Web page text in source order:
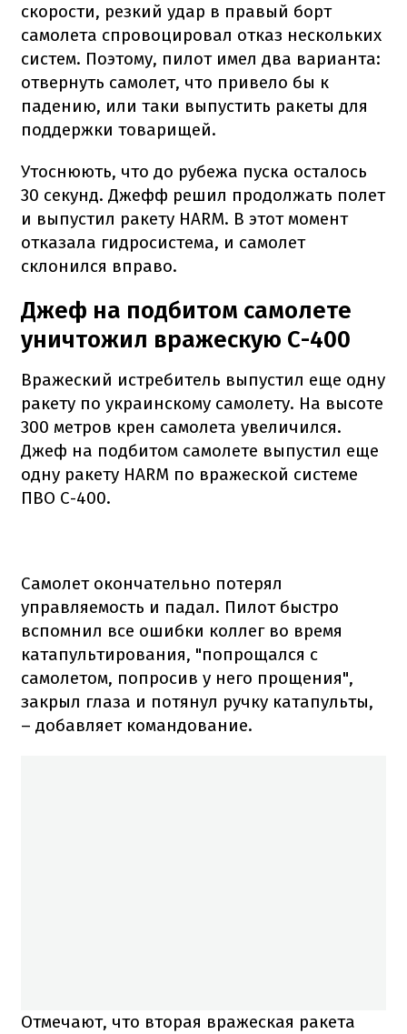
скорости, резкий удар в правый борт
самолета спровоцировал отказ нескольких
систем. Поэтому, пилот имел два варианта:
отвернуть самолет, что привело бы к
падению, или таки выпустить ракеты для
поддержки товарищей.
Утоснюють, что до рубежа пуска осталось
30 секунд. Джефф решил продолжать полет
и выпустил ракету HARM. В этот момент
отказала гидросистема, и самолет
склонился вправо.
Джеф на подбитом самолете
уничтожил вражескую С-400
Вражеский истребитель выпустил еще одну
ракету по украинскому самолету. На высоте
300 метров крен самолета увеличился.
Джеф на подбитом самолете выпустил еще
одну ракету HARM по вражеской системе
ПВО С-400.
Самолет окончательно потерял
управляемость и падал. Пилот быстро
вспомнил все ошибки коллег во время
катапультирования, "попрощался с
самолетом, попросив у него прощения",
закрыл глаза и потянул ручку катапульты,
– добавляет командование.
Отмечают, что вторая вражеская ракета